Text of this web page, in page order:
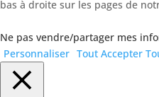
bas à droite sur les pages de
Ne pas vendre/partager mes
Personnaliser Tout Accepter